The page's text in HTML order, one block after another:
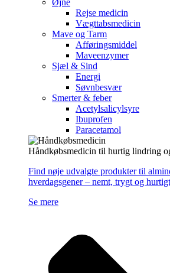
Rejse medicin
Vægttabsmedicin
Mave og Tarm
Afføringsmiddel
Maveenzymer
Sjæl & Sind
Energi
Søvnbesvær
Smerter & feber
Acetylsalicylsyre
Ibuprofen
Paracetamol
Håndkøbsmedicin til hurtig lindring
Find nøje udvalgte produkter til
hverdagsgener – nemt, trygt og
Se mere